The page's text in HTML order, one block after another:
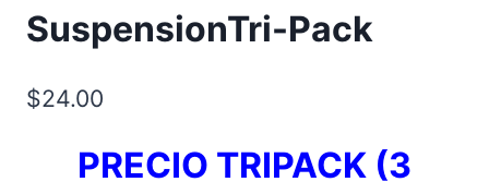
SuspensionTri-Pack
$24.00
PRECIO TRIPACK (3